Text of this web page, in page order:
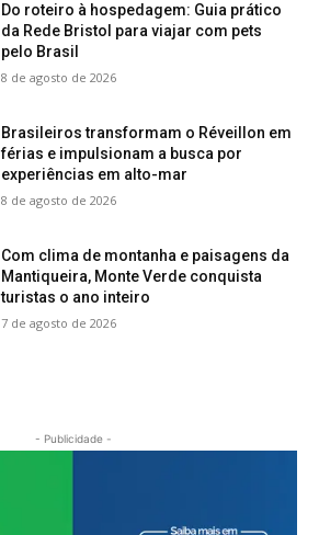
Do roteiro à hospedagem: Guia prático
da Rede Bristol para viajar com pets
pelo Brasil
8 de agosto de 2026
Brasileiros transformam o Réveillon em
férias e impulsionam a busca por
experiências em alto-mar
8 de agosto de 2026
Com clima de montanha e paisagens da
Mantiqueira, Monte Verde conquista
turistas o ano inteiro
7 de agosto de 2026
- Publicidade -